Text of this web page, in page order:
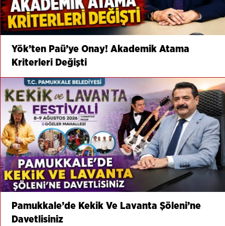
Yök’ten Paü’ye Onay! Akademik Atama
Kriterleri Değişti
Pamukkale’de Kekik Ve Lavanta Şöleni’ne
Davetlisiniz